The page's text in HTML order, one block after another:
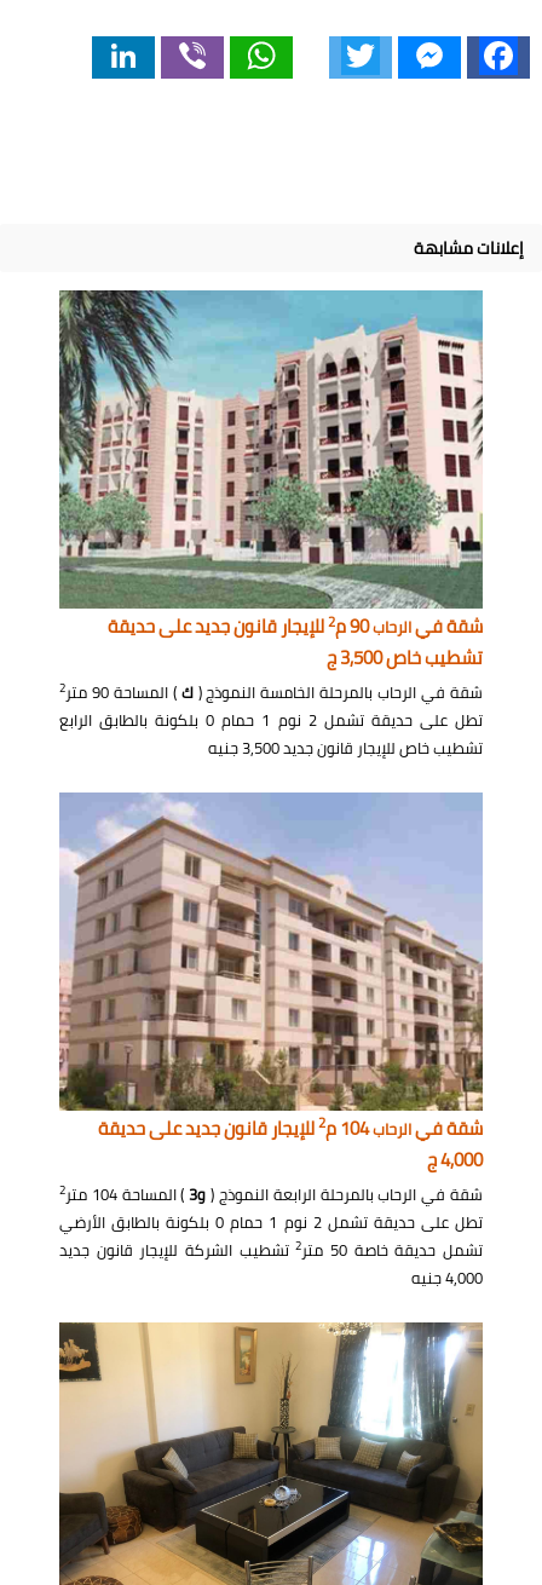
Facebook
Messenger
WhatsApp
إعلانات مشابهة
شقة فيالرحاب90 م 2للإيجار قانون جديد على حديقة
تشطيب خاص 3,500 ج
شقة في الرحاب بالمرحلة الخامسة النموذج (ك) المساحة 90 متر 2
تطل على حديقة تشمل 2 نوم 1 حمام 0 بلكونة بالطابق الرابع
تشطيب خاص للإيجار قانون جديد 3,500 جنيه
شقة فيالرحاب104 م 2للإيجار قانون جديد على حديقة
4,000 ج
شقة في الرحاب بالمرحلة الرابعة النموذج (و3 ) المساحة 104 متر 2
تطل على حديقة تشمل 2 نوم 1 حمام 0 بلكونة بالطابق الأرضي
تشمل حديقة خاصة 50 متر
2تشطيب الشركة للإيجار قانون جديد
4,000 جنيه